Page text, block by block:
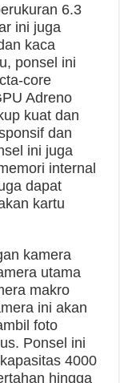
6.3
ini juga
kaca
ponsel ini
core
Adreno
kuat dan
dan
ini juga
internal
dapat
kartu
kamera
utama
makro
ini akan
foto
Ponsel ini
4000
hingga